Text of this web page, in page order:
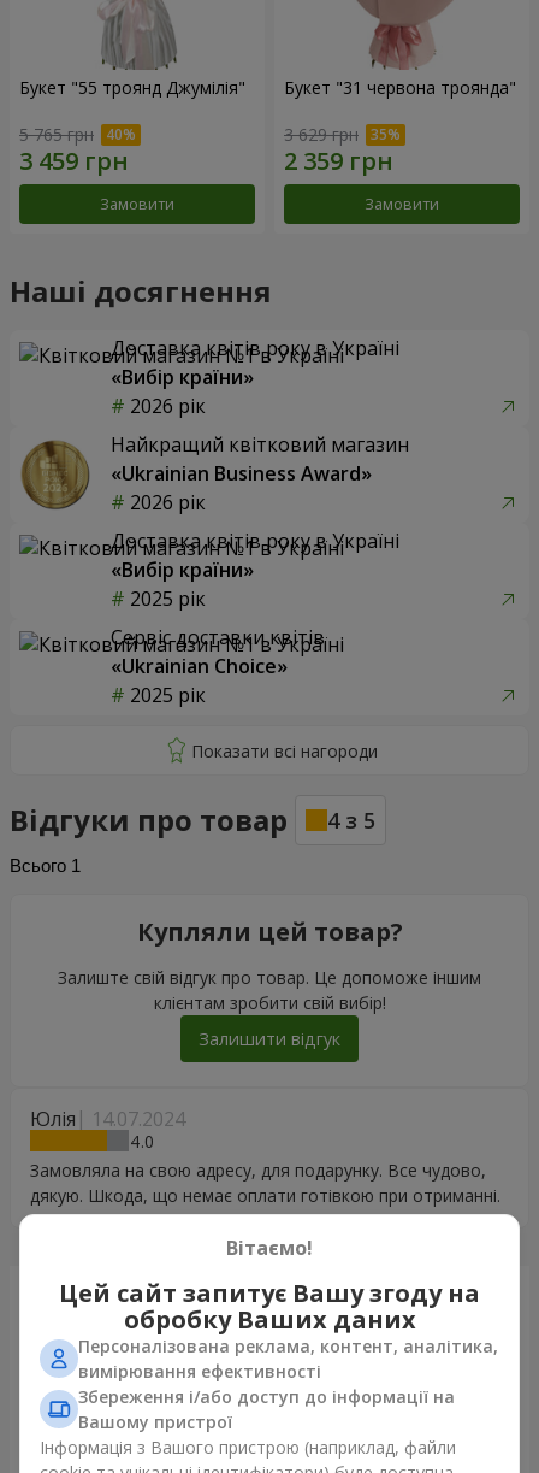
Букет "55 троянд Джумілія"
5 765 грн
Замовити
Букет "31 червона троянда"
3 629 грн
Замовити
Наші досягнення
Доставка квітів року в Україні
«Вибір країни»
2026 рік
Найкращий квітковий магазин
«Ukrainian Business Award»
2026 рік
Доставка квітів року в Україні
«Вибір країни»
2025 рік
Сервіс доставки квітів
«Ukrainian Choice»
2025 рік
Відгуки про товар 4 з 5
Всього 1
Юлія 14.07.2024
4
Замовляла на свою адресу, для подарунку. Все чудово,
дякую. Шкода, що немає оплати готівкою при отриманні.
Купляли цей товар?
Залиште свій відгук про товар. Це допоможе іншим
клієнтам зробити свій вибір!
Залишити відгук
Щойно доставили
Вітаємо!
Цей сайт запитує Вашу згоду на
обробку Ваших даних
Персоналізована реклама, контент, аналітика,
вимірювання ефективності
Збереження і/або доступ до інформації на
Вашому пристрої
Інформація з Вашого пристрою (наприклад, файли